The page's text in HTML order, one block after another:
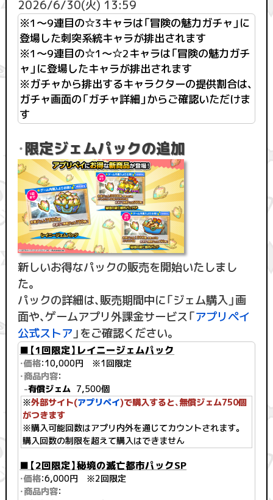
2026/6/30(火) 13:59
※1〜9連目の☆3キャラは「冒険の魅力ガチャ」に
登場した刺突系統キャラが排出されます
※1〜9連目の☆1～☆2キャラは「冒険の魅力ガチ
ャ」に登場したキャラが排出されます
※ガチャから排出するキャラクターの提供割合は、
ガチャ画面の「ガチャ詳細」からご確認いただけま
す
・限定ジェムパックの追加
新しいお得なパックの販売を開始いたしまし
た。
パックの詳細は、販売期間中に「ジェム購入」画
面や、ゲームアプリ外課金サービス「アプリペイ
公式ストア 」をご確認ください。
■【1回限定】レイニージェムパック
・価格：10,000円 ※1回限定
・商品内容：
-有償ジェム 7,500個
※外部サイト(アプリペイ)で購入すると、無償ジェム750個
がつきます
※購入可能回数はアプリ内外を通じてカウントされます。
購入回数の制限を超えて購入はできません
■【2回限定】秘境の滅亡都市パックSP
・価格：6,000円 ※2回限定
・商品内容：